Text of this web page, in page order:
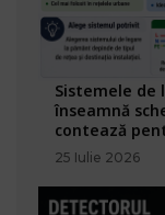
Sistemele de
înseamnă
contează
25 Iulie 2026